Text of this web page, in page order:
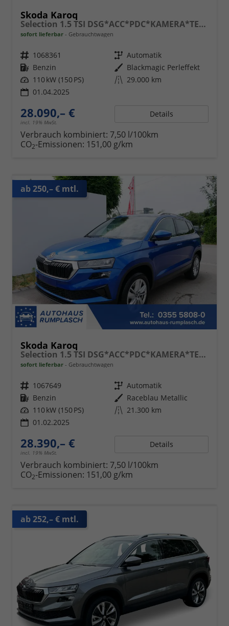
Skoda Karoq
Selection 1.5 TSI DSG*ACC*PDC*KAMERA*TEMPOMAT*LED*SMARTLINK*KLIMA*RADIO*17-ZOLL
sofort lieferbar Gebrauchtwagen
Fahrzeugnr. 1068361 Getriebe Automatik
Kraftstoff Benzin Außenfarbe Blackmagic Perleffekt
Leistung 110 kW (150 PS) Kilometerstand 29.000 km
01.04.2025
28.090,– €
incl. 19% MwSt.
Details
Verbrauch kombiniert: 7,50 l/100km
CO2-Emissionen: 151,00 g/km
ab 250,– € mtl.
Skoda Karoq
Selection 1.5 TSI DSG*ACC*PDC*KAMERA*TEMPOMAT*LED*SMARTLINK*KLIMA*RADIO*17-ZOLL
sofort lieferbar Gebrauchtwagen
Fahrzeugnr. 1067649 Getriebe Automatik
Kraftstoff Benzin Außenfarbe Raceblau Metallic
Leistung 110 kW (150 PS) Kilometerstand 21.300 km
01.02.2025
28.390,– €
incl. 19% MwSt.
Details
Verbrauch kombiniert: 7,50 l/100km
CO2-Emissionen: 151,00 g/km
ab 252,– € mtl.